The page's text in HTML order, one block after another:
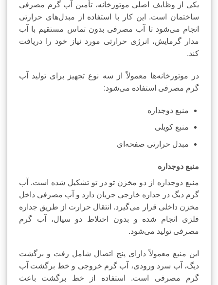
یکی از وظایف اصلی موتورخانه، تأمین آب گرم مصرفی
ساختمان است. این کار با استفاده از مبدل‌های حرارتی
انجام می‌شود تا آب مصرفی بدون تماس مستقیم با آب
مدار گرمایش، انرژی حرارتی مورد نیاز خود را دریافت
کند.
در موتورخانه‌ها معمولاً از سه نوع تجهیز برای تولید آب
گرم مصرفی استفاده می‌شود:
منبع دوجداره
منبع کویلی
مبدل حرارتی صفحه‌ای
منبع دوجداره
منبع دوجداره از دو مخزن تو در تو تشکیل شده است. آب
گرم دیگ در جداره خارجی جریان دارد و آب مصرفی داخل
مخزن داخلی قرار می‌گیرد. انتقال حرارت از طریق جداره
فلزی انجام شده و بدون اختلاط دو سیال، آب گرم
مصرفی تولید می‌شود.
این منبع معمولاً دارای پنج اتصال شامل رفت و برگشت
دیگ، آب سرد ورودی، آب گرم خروجی و خط برگشت آب
گرم مصرفی است. استفاده از خط برگشت باعث